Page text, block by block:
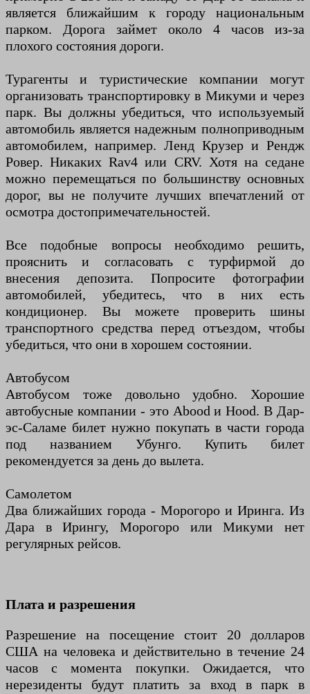
является ближайшим к городу национальным
парком. Дорога займет около 4 часов из-за
плохого состояния дороги.
Турагенты и туристические компании могут
организовать транспортировку в Микуми и через
парк. Вы должны убедиться, что используемый
автомобиль является надежным полноприводным
автомобилем, например. Ленд Крузер и Рендж
Ровер. Никаких Rav4 или CRV. Хотя на седане
можно перемещаться по большинству основных
дорог, вы не получите лучших впечатлений от
осмотра достопримечательностей.
Все подобные вопросы необходимо решить,
прояснить и согласовать с турфирмой до
внесения депозита. Попросите фотографии
автомобилей, убедитесь, что в них есть
кондиционер. Вы можете проверить шины
транспортного средства перед отъездом, чтобы
убедиться, что они в хорошем состоянии.
Автобусом
Автобусом тоже довольно удобно. Хорошие
автобусные компании - это Abood и Hood. В Дар-
эс-Саламе билет нужно покупать в части города
под названием Убунго. Купить билет
рекомендуется за день до вылета.
Самолетом
Два ближайших города - Морогоро и Иринга. Из
Дара в Ирингу, Морогоро или Микуми нет
регулярных рейсов.
Плата и разрешения
Разрешение на посещение стоит 20 долларов
США на человека и действительно в течение 24
часов с момента покупки. Ожидается, что
нерезиденты будут платить за вход в парк в